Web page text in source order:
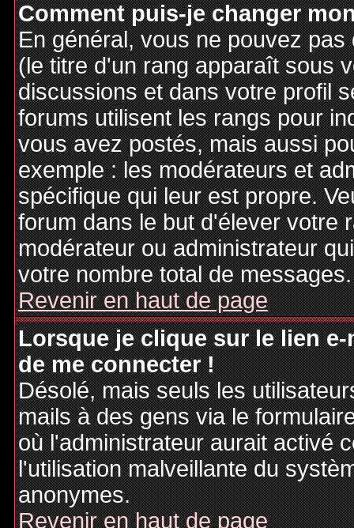
Comment puis-je changer
En général, vous ne pouvez
(le titre d'un rang apparaît sous
discussions et dans votre profil
forums utilisent les rangs pour
vous avez postés, mais aussi
exemple : les modérateurs et
spécifique qui leur est propre.
forum dans le but d'élever votre
modérateur ou administrateur
votre nombre total de messages.
Revenir en haut de page
Lorsque je clique sur le lien
de me connecter !
Désolé, mais seuls les
mails à des gens via le
où l'administrateur aurait activé
l'utilisation malveillante du
anonymes.
Revenir en haut de page